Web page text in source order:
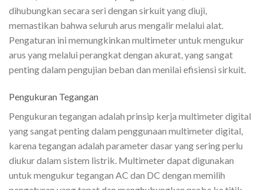
dihubungkan secara seri dengan sirkuit yang diuji,
memastikan bahwa seluruh arus mengalir melalui alat.
Pengaturan ini memungkinkan multimeter untuk mengukur
arus yang melalui perangkat dengan akurat, yang sangat
penting dalam pengujian beban dan menilai efisiensi sirkuit.
Pengukuran Tegangan
Pengukuran tegangan adalah prinsip kerja multimeter digital
yang sangat penting dalam penggunaan multimeter digital,
karena tegangan adalah parameter dasar yang sering perlu
diukur dalam sistem listrik. Multimeter dapat digunakan
untuk mengukur tegangan AC dan DC dengan memilih